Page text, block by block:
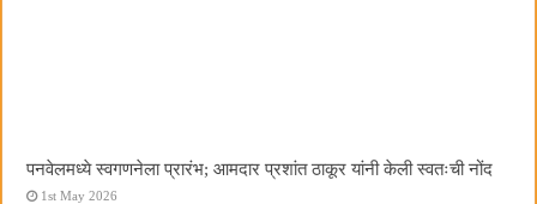
पनवेलमध्ये स्वगणनेला प्रारंभ; आमदार प्रशांत ठाकूर यांनी केली स्वतःची नोंद
1st May 2026